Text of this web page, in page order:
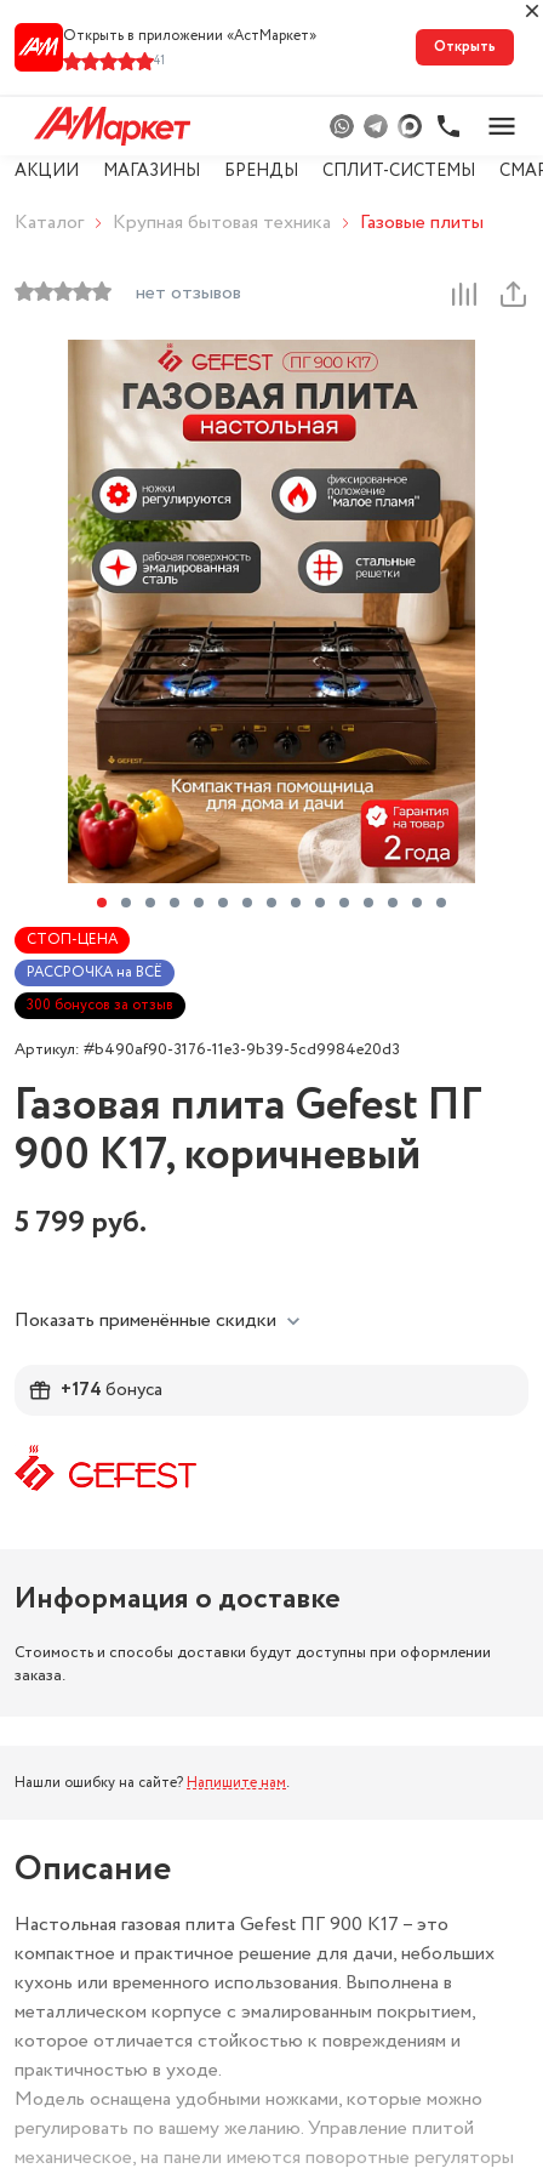
Открыть в приложении «АстМарке‪т‬»
41
Открыть
АКЦИИ МАГАЗИНЫ БРЕНДЫ СПЛИТ-СИСТЕМЫ
Каталог Крупная бытовая техника Газовые плиты
нет отзывов
СТОП-ЦЕНА
РАССРОЧКА на ВСЁ
300 бонусов за отзыв
Артикул: #b490af90-3176-11e3-9b39-5cd9984e20d3
Газовая плита Gefest ПГ
900 К17, коричневый
5 799 руб.
Показать применённые скидки
+174бонуса
Информация о доставке
Стоимость и способы доставки будут доступны при оформлении
заказа.
Нашли ошибку на сайте? Напишите нам.
Описание
Настольная газовая плита Gefest ПГ 900 K17 – это
компактное и практичное решение для дачи, небольших
кухонь или временного использования. Выполнена в
металлическом корпусе с эмалированным покрытием,
которое отличается стойкостью к повреждениям и
практичностью в уходе.
Модель оснащена удобными ножками, которые можно
регулировать по вашему желанию. Управление плитой
механическое, на панели имеются поворотные регуляторы